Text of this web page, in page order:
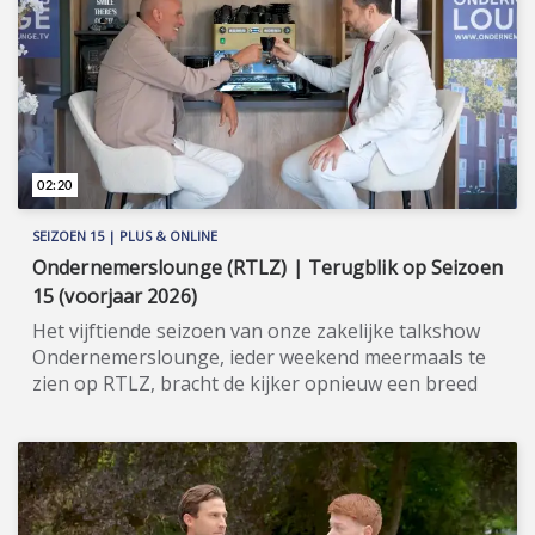
het aankopen van vastgoed in Spanje. En zo
geschiedde! Meer informatie:
www.woningadviseurs.es
(https://www.woningadviseurs.es).
SEIZOEN 15 | PLUS & ONLINE
Ondernemerslounge (RTLZ) | Terugblik op Seizoen
15 (voorjaar 2026)
Het vijftiende seizoen van onze zakelijke talkshow
Ondernemerslounge, ieder weekend meermaals te
zien op RTLZ, bracht de kijker opnieuw een breed
gebied van ondernemerschap, investeren en
genieten van het leven. Onze studio in het koetshuis
van Kasteel Hoekelum werd hierbij zoals altijd
ingericht met het statige meubilair van Jan Frantzen.
02:20